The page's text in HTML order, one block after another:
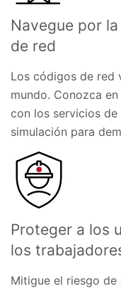
Navegue por
de red
Los códigos de red
mundo. Conozca
con los servicios
simulación para
Proteger a los
los
Mitigue el riesgo